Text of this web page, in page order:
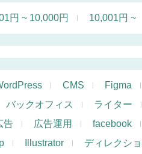
円 ~ 10,000円 10,001円 ~
CMS Figma
バックオフィス ライター
告 広告運用 facebook
Illustrator
ディレクシ